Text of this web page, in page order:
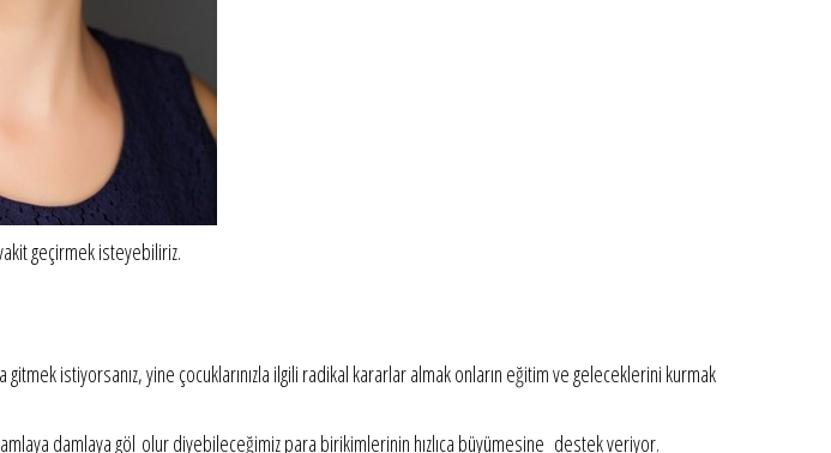
geçirmek isteyebiliriz.
istiyorsanız, yine çocuklarınızla ilgili radikal kararlar almak onların eğitim ve geleceklerini kurmak
damlaya göl olur diyebileceğimiz para birikimlerinin hızlıca büyümesine destek veriyor.